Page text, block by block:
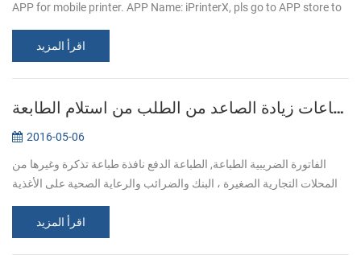
APP for mobile printer. APP Name: iPrinterX, pls go to APP store to
store. 2.Click ...
اقرأ المزيد
الطباعة التجارية خدمة الصناعات زيادة الصاعد من الطلب من استلام الطابعة
2016-05-06
الفاتورة الضريبية الطباعة, الطباعة الدفع نافذة طباعة تذكرة وغيرها من
المحلات التجارية الصغيرة ، البنك والضرائب والرعاية الصحية على الأغذية
اقرأ المزيد